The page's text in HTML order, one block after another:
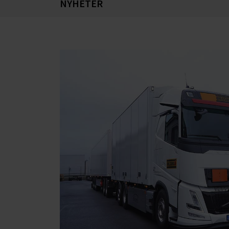
NYHETER